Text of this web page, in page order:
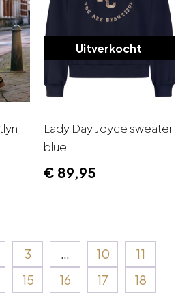
Uitverkocht
Lady Day Joyce sweater
blue
€ 89,95
3 … 10
11
15 16 17
18